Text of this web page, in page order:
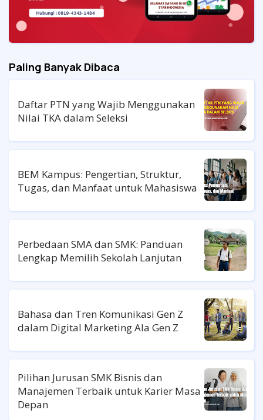
Paling Banyak Dibaca
Daftar PTN yang Wajib Menggunakan
Nilai TKA dalam Seleksi
BEM Kampus: Pengertian, Struktur,
Tugas, dan Manfaat untuk Mahasiswa
Perbedaan SMA dan SMK: Panduan
Lengkap Memilih Sekolah Lanjutan
Bahasa dan Tren Komunikasi Gen Z
dalam Digital Marketing Ala Gen Z
Pilihan Jurusan SMK Bisnis dan
Manajemen Terbaik untuk Karier Masa
Depan